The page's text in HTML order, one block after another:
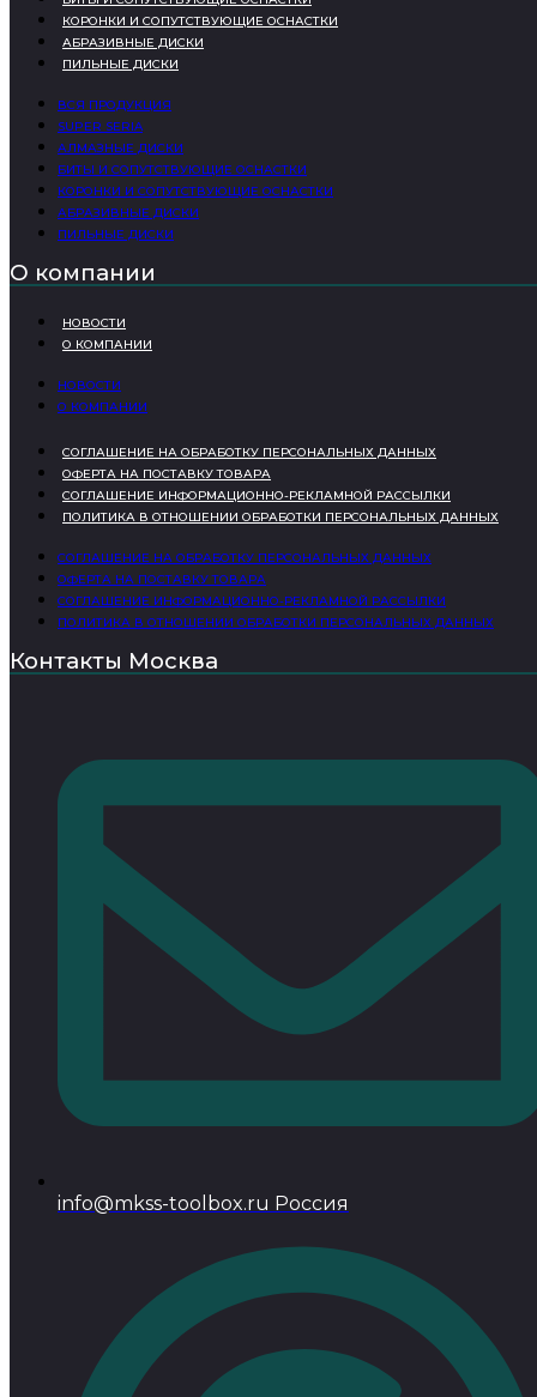
КОРОНКИ И СОПУТСТВУЮЩИЕ ОСНАСТКИ
АБРАЗИВНЫЕ ДИСКИ
ПИЛЬНЫЕ ДИСКИ
ВСЯ ПРОДУКЦИЯ
SUPER SERIA
АЛМАЗНЫЕ ДИСКИ
БИТЫ И СОПУТСТВУЮЩИЕ ОСНАСТКИ
КОРОНКИ И СОПУТСТВУЮЩИЕ ОСНАСТКИ
АБРАЗИВНЫЕ ДИСКИ
ПИЛЬНЫЕ ДИСКИ
О компании
НОВОСТИ
О КОМПАНИИ
НОВОСТИ
О КОМПАНИИ
СОГЛАШЕНИЕ НА ОБРАБОТКУ ПЕРСОНАЛЬНЫХ ДАННЫХ
ОФЕРТА НА ПОСТАВКУ ТОВАРА
СОГЛАШЕНИЕ ИНФОРМАЦИОННО-РЕКЛАМНОЙ РАССЫЛКИ
ПОЛИТИКА В ОТНОШЕНИИ ОБРАБОТКИ ПЕРСОНАЛЬНЫХ ДАННЫХ
СОГЛАШЕНИЕ НА ОБРАБОТКУ ПЕРСОНАЛЬНЫХ ДАННЫХ
ОФЕРТА НА ПОСТАВКУ ТОВАРА
СОГЛАШЕНИЕ ИНФОРМАЦИОННО-РЕКЛАМНОЙ РАССЫЛКИ
ПОЛИТИКА В ОТНОШЕНИИ ОБРАБОТКИ ПЕРСОНАЛЬНЫХ ДАННЫХ
Контакты Москва
info@mkss-toolbox.ru Россия